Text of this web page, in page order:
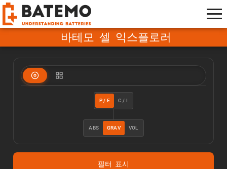
바테모 셀 익스플로러
P / E C / I
ABS GRAV VOL
필터 표시